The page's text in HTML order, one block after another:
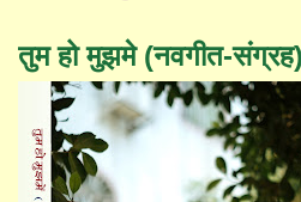
तुम हो मुझमे (नवगीत-संग्रह)